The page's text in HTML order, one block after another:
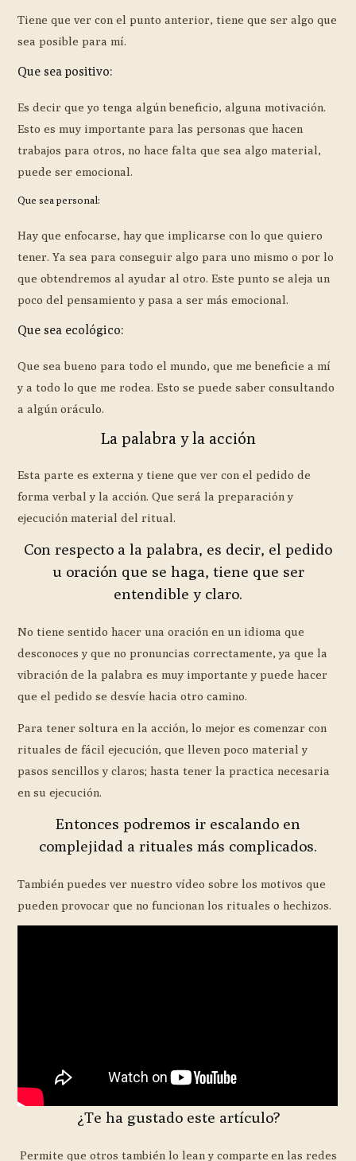
Tiene que ver con el punto anterior, tiene que ser algo que
sea posible para mí.
Que sea positivo:
Es decir que yo tenga algún beneficio, alguna motivación.
Esto es muy importante para las personas que hacen
trabajos para otros, no hace falta que sea algo material,
puede ser emocional.
Que sea personal:
Hay que enfocarse, hay que implicarse con lo que quiero
tener. Ya sea para conseguir algo para uno mismo o por lo
que obtendremos al ayudar al otro. Este punto se aleja un
poco del pensamiento y pasa a ser más emocional.
Que sea ecológico:
Que sea bueno para todo el mundo, que me beneficie a mí
y a todo lo que me rodea. Esto se puede saber consultando
a algún oráculo.
La palabra y la acción
Esta parte es externa y tiene que ver con el pedido de
forma verbal y la acción. Que será la preparación y
ejecución material del ritual.
Con respecto a la palabra, es decir, el pedido
u oración que se haga, tiene que ser
entendible y claro.
No tiene sentido hacer una oración en un idioma que
desconoces y que no pronuncias correctamente, ya que la
vibración de la palabra es muy importante y puede hacer
que el pedido se desvíe hacia otro camino.
Para tener soltura en la acción, lo mejor es comenzar con
rituales de fácil ejecución, que lleven poco material y
pasos sencillos y claros; hasta tener la practica necesaria
en su ejecución.
Entonces podremos ir escalando en
complejidad a rituales más complicados.
También puedes ver nuestro vídeo sobre los motivos que
pueden provocar que no funcionan los rituales o hechizos.
¿Te ha gustado este artículo?
Permite que otros también lo lean y comparte en las redes